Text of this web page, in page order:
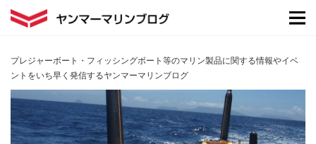
プレジャーボート・フィッシングボート等のマリン製品に関する情報やイベ
ントをいち早く発信するヤンマーマリンブログ